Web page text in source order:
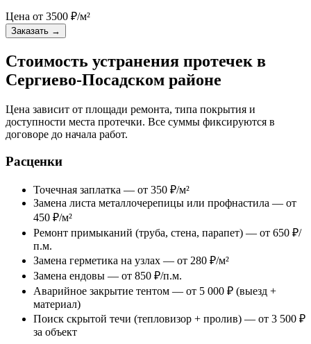
Цена от 3500 ₽/м²
Заказать →
Стоимость устранения протечек в
Сергиево-Посадском районе
Цена зависит от площади ремонта, типа покрытия и
доступности места протечки. Все суммы фиксируются в
договоре до начала работ.
Расценки
Точечная заплатка — от 350 ₽/м²
Замена листа металлочерепицы или профнастила — от
450 ₽/м²
Ремонт примыканий (труба, стена, парапет) — от 650 ₽/
п.м.
Замена герметика на узлах — от 280 ₽/м²
Замена ендовы — от 850 ₽/п.м.
Аварийное закрытие тентом — от 5 000 ₽ (выезд +
материал)
Поиск скрытой течи (тепловизор + пролив) — от 3 500 ₽
за объект